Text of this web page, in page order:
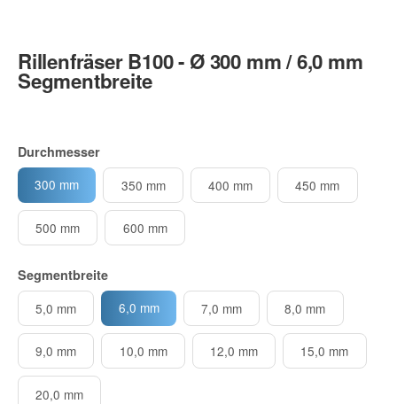
Rillenfräser B100 - Ø 300 mm / 6,0 mm
Segmentbreite
Durchmesser
300 mm
350 mm 400 mm 450 mm
500 mm 600 mm
Segmentbreite
5,0 mm
6,0 mm 7,0 mm 8,0 mm
9,0 mm 10,0 mm 12,0 mm 15,0 mm
20,0 mm